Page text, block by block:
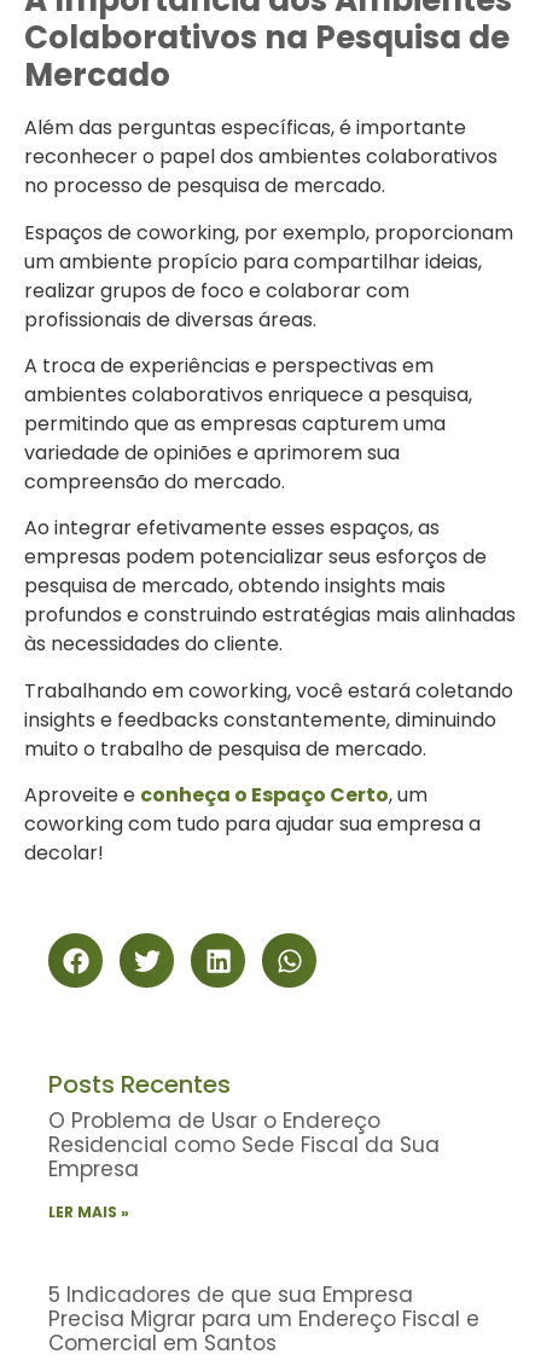
Colaborativos na Pesquisa de
Mercado
Além das perguntas específicas, é importante
reconhecer o papel dos ambientes colaborativos
no processo de pesquisa de mercado.
Espaços de coworking, por exemplo, proporcionam
um ambiente propício para compartilhar ideias,
realizar grupos de foco e colaborar com
profissionais de diversas áreas.
A troca de experiências e perspectivas em
ambientes colaborativos enriquece a pesquisa,
permitindo que as empresas capturem uma
variedade de opiniões e aprimorem sua
compreensão do mercado.
Ao integrar efetivamente esses espaços, as
empresas podem potencializar seus esforços de
pesquisa de mercado, obtendo insights mais
profundos e construindo estratégias mais alinhadas
às necessidades do cliente.
Trabalhando em coworking, você estará coletando
insights e feedbacks constantemente, diminuindo
muito o trabalho de pesquisa de mercado.
Aproveite e conheça o Espaço Certo, um
coworking com tudo para ajudar sua empresa a
decolar!
Posts Recentes
O Problema de Usar o Endereço
Residencial como Sede Fiscal da Sua
Empresa
LER MAIS »
5 Indicadores de que sua Empresa
Precisa Migrar para um Endereço Fiscal e
Comercial em Santos